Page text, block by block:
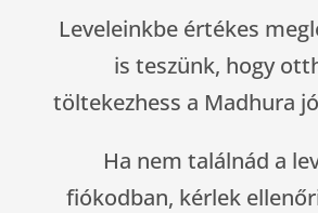
Leveleinkbe értékes
is teszünk, hogy
töltekezhess a Madhura
Ha nem találnád a
fiókodban, kérlek